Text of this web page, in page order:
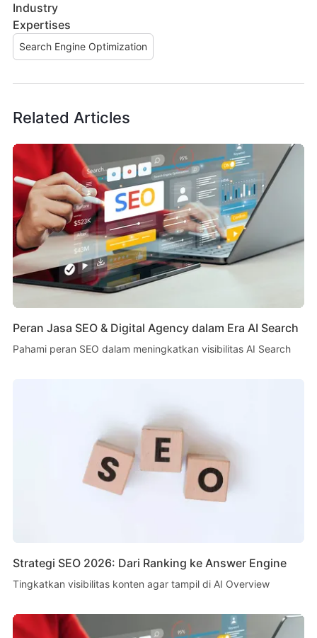
Industry
Expertises
Search Engine Optimization
Related Articles
Peran Jasa SEO & Digital Agency dalam Era AI Search
Pahami peran SEO dalam meningkatkan visibilitas AI Search
Strategi SEO 2026: Dari Ranking ke Answer Engine
Tingkatkan visibilitas konten agar tampil di AI Overview